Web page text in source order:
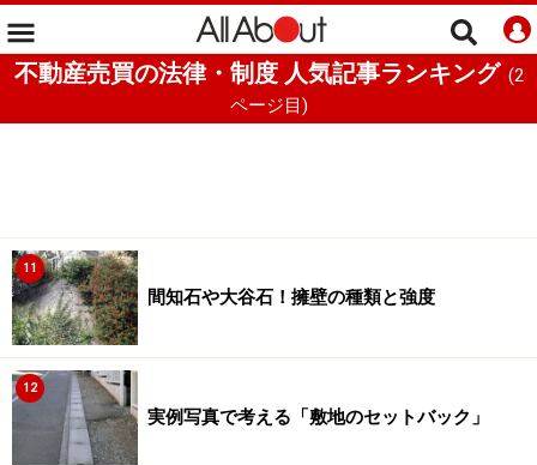
不動産売買の法律・制度 人気記事ランキング (2
ページ目)
11
間知石や大谷石！擁壁の種類と強度
12
実例写真で考える「敷地のセットバック」